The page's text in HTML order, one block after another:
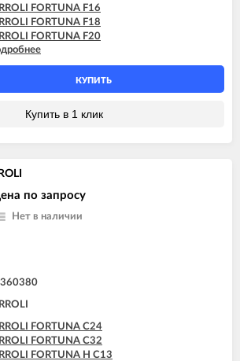
FORTUNA F16
FORTUNA F18
FORTUNA F20
FORTUNA F24
FORTUNA F30
FORTUNA F32
FORTUNA F35
VITABEL F10
VITABEL F20
VITABEL F24
КУПИТЬ
Купить в 1 клик
по запросу
Нет в наличии
FORTUNA C24
FORTUNA C32
FORTUNA H C13